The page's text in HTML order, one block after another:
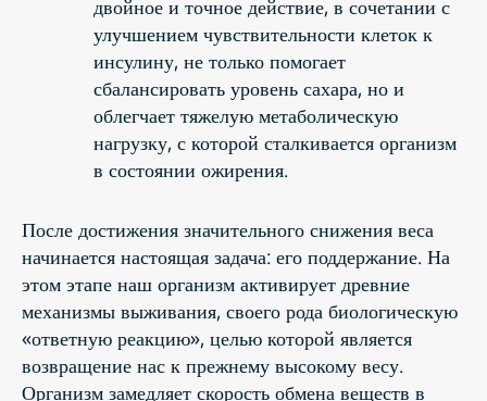
двойное и точное действие, в сочетании с
улучшением чувствительности клеток к
инсулину, не только помогает
сбалансировать уровень сахара, но и
облегчает тяжелую метаболическую
нагрузку, с которой сталкивается организм
в состоянии ожирения.
После достижения значительного снижения веса
начинается настоящая задача: его поддержание. На
этом этапе наш организм активирует древние
механизмы выживания, своего рода биологическую
«ответную реакцию», целью которой является
возвращение нас к прежнему высокому весу.
Организм замедляет скорость обмена веществ в